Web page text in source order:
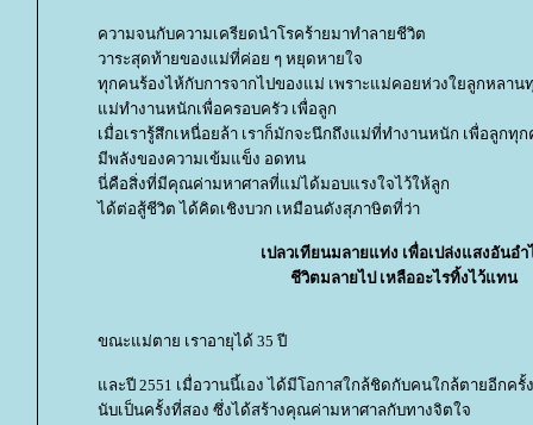
ความจนกับความเครียดนำโรคร้ายมาทำลายชีวิต
วาระสุดท้ายของแม่ที่ค่อย ๆ หยุดหายใจ
ทุกคนร้องไห้กับการจากไปของแม่ เพราะแม่คอยห่วงใยลูกหลาน
ม่ทำงานหนักเพื่อครอบครัว เพื่อลูก
เมื่อเรารู้สึกเหนื่อยล้า เราก็มักจะนึกถึงแม่ที่ทำงานหนัก เพื่อลูกทุก
มีพลังของความเข้มแข็ง อดทน
นี่คือสิ่งที่มีคุณค่ามหาศาลที่แม่ได้มอบแรงใจไว้ให้ลูก
ได้ต่อสู้ชีวิต ได้คิดเชิงบวก เหมือนดังสุภาษิตที่ว่า
เปลวเทียนมลายแท่ง เพื่อเปล่งแสงอันอำ
ชีวิตมลายไป เหลืออะไรทิ้งไว้แทน
ขณะแม่ตาย เราอายุได้ 35 ปี
ละปี 2551 เมื่อวานนี้เอง ได้มีโอกาสใกล้ชิดกับคนใกล้ตายอีกครั้ง
นับเป็นครั้งที่สอง ซึ่งได้สร้างคุณค่ามหาศาลกับทางจิตใจ